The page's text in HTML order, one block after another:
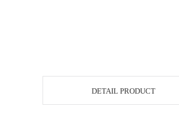
DETAIL PRODUCT